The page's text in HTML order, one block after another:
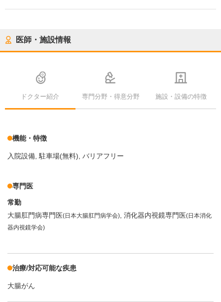
医師・施設情報
ドクター紹介 専門分野・得意分野 施設・設備の特徴
機能・特徴
入院設備 駐車場(無料) バリアフリー
専門医
常勤
大腸肛門病専門医(日本大腸肛門病学会) 消化器内視鏡専門医(日本消化
器内視鏡学会)
治療/対応可能な疾患
大腸がん